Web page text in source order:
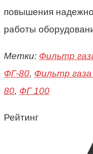
повышения
работы
Метки: Фильтр
ФГ-80, Фильтр
80, ФГ 100
Рейтинг